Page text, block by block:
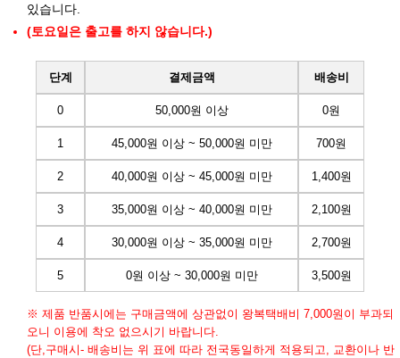
있습니다.
(토요일은 출고를 하지 않습니다.)
단계 결제금액 배송비
0 50,000원 이상 0원
1 45,000원 이상 ~ 50,000원 미만 700원
2 40,000원 이상 ~ 45,000원 미만 1,400원
3 35,000원 이상 ~ 40,000원 미만 2,100원
4 30,000원 이상 ~ 35,000원 미만 2,700원
5 0원 이상 ~ 30,000원 미만 3,500원
※ 제품 반품시에는 구매금액에 상관없이 왕복택배비 7,000원이 부과되
오니 이용에 착오 없으시기 바랍니다.
(단,구매시- 배송비는 위 표에 따라 전국동일하게 적용되고, 교환이나 반